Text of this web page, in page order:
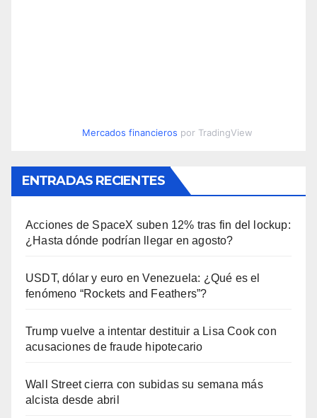
Mercados financieros por TradingView
ENTRADAS RECIENTES
Acciones de SpaceX suben 12% tras fin del lockup:
¿Hasta dónde podrían llegar en agosto?
USDT, dólar y euro en Venezuela: ¿Qué es el
fenómeno “Rockets and Feathers”?
Trump vuelve a intentar destituir a Lisa Cook con
acusaciones de fraude hipotecario
Wall Street cierra con subidas su semana más
alcista desde abril